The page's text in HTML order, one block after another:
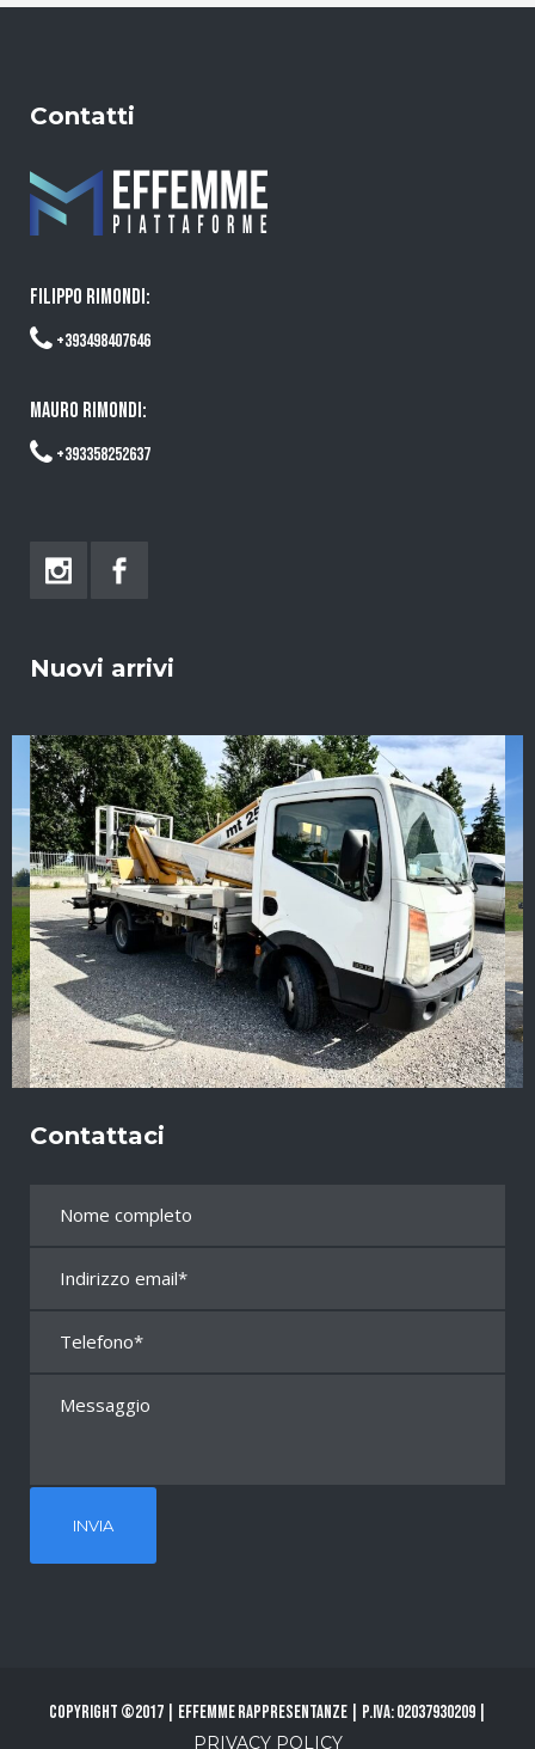
Contatti
FILIPPO RIMONDI:
+393498407646
MAURO RIMONDI:
+393358252637
Nuovi arrivi
Contattaci
Copyright ©2017 | Effemme Rappresentanze | P.Iva: 02037930209 |
PRIVACY POLICY